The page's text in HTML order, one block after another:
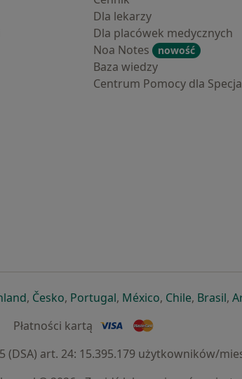
Dla lekarzy
Dla placówek medycznych
Noa Notes
nowość
Baza wiedzy
Centrum Pomocy dla
karcie
w nowej karcie
otwiera się w nowej karcie
, Českootwiera się w nowej karcie
, Portugalotwiera się w nowej
, Méxicootwiera się w
, Chileotwiera
, Brasil,
Płatności kartą
(DSA) art. 24: 15.395.179 użytkowników/